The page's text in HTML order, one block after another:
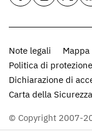
Note legali
Politica di
Dichiarazione di
Carta della
© Copyright 2007-